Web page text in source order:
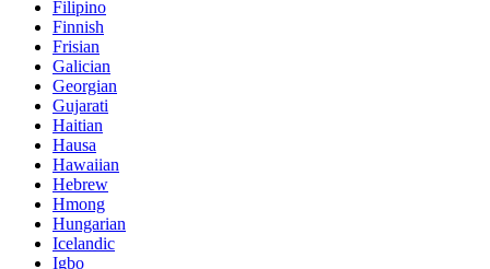
Filipino
Finnish
Frisian
Galician
Georgian
Gujarati
Haitian
Hausa
Hawaiian
Hebrew
Hmong
Hungarian
Icelandic
Igbo